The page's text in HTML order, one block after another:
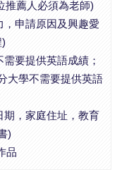
推薦人必須為老師)
，申請原因及興趣愛
要提供英語成績；
大學不需要提供英語
期，家庭住址，教育
)
品